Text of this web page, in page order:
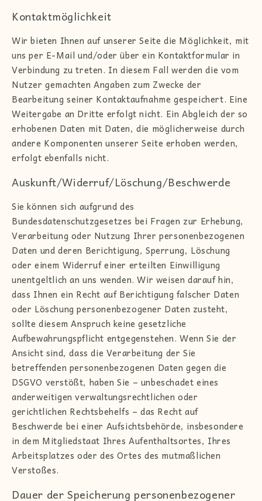
Kontaktmöglichkeit
Wir bieten Ihnen auf unserer Seite die Möglichkeit, mit
uns per E-Mail und/oder über ein Kontaktformular in
Verbindung zu treten. In diesem Fall werden die vom
Nutzer gemachten Angaben zum Zwecke der
Bearbeitung seiner Kontaktaufnahme gespeichert. Eine
Weitergabe an Dritte erfolgt nicht. Ein Abgleich der so
erhobenen Daten mit Daten, die möglicherweise durch
andere Komponenten unserer Seite erhoben werden,
erfolgt ebenfalls nicht.
Auskunft/Widerruf/Löschung/Beschwerde
Sie können sich aufgrund des
Bundesdatenschutzgesetzes bei Fragen zur Erhebung,
Verarbeitung oder Nutzung Ihrer personenbezogenen
Daten und deren Berichtigung, Sperrung, Löschung
oder einem Widerruf einer erteilten Einwilligung
unentgeltlich an uns wenden. Wir weisen darauf hin,
dass Ihnen ein Recht auf Berichtigung falscher Daten
oder Löschung personenbezogener Daten zusteht,
sollte diesem Anspruch keine gesetzliche
Aufbewahrungspflicht entgegenstehen. Wenn Sie der
Ansicht sind, dass die Verarbeitung der Sie
betreffenden personenbezogenen Daten gegen die
DSGVO verstößt, haben Sie – unbeschadet eines
anderweitigen verwaltungsrechtlichen oder
gerichtlichen Rechtsbehelfs – das Recht auf
Beschwerde bei einer Aufsichtsbehörde, insbesondere
in dem Mitgliedstaat Ihres Aufenthaltsortes, Ihres
Arbeitsplatzes oder des Ortes des mutmaßlichen
Verstoßes.
Dauer der Speicherung personenbezogener